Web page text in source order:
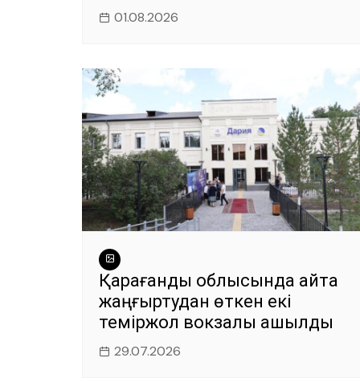
01.08.2026
Қарағанды облысында қайта
жаңғыртудан өткен екі
теміржол вокзалы ашылды
29.07.2026